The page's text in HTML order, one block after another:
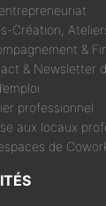
Création,
&
& Newsletter
professionnel
aux locaux
de